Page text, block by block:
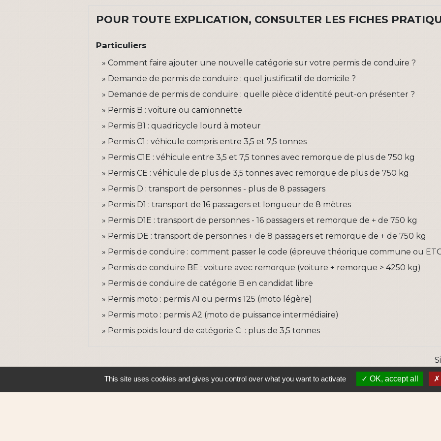
POUR TOUTE EXPLICATION, CONSULTER LES FICHES
Particuliers
Comment faire ajouter une nouvelle catégorie sur votre permis de conduire ?
Demande de permis de conduire : quel justificatif de domicile ?
Demande de permis de conduire : quelle pièce d'identité peut-on présenter ?
Permis B : voiture ou camionnette
Permis B1 : quadricycle lourd à moteur
Permis C1 : véhicule compris entre 3,5 et 7,5 tonnes
Permis C1E : véhicule entre 3,5 et 7,5 tonnes avec remorque de plus de 750 kg
Permis CE : véhicule de plus de 3,5 tonnes avec remorque de plus de 750 kg
Permis D : transport de personnes - plus de 8 passagers
Permis D1 : transport de 16 passagers et longueur de 8 mètres
Permis D1E : transport de personnes - 16 passagers et remorque de + de 750 kg
Permis DE : transport de personnes + de 8 passagers et remorque de + de 750 kg
Permis de conduire : comment passer le code (épreuve théorique commune ou
Permis de conduire BE : voiture avec remorque (voiture + remorque > 4250 kg)
Permis de conduire de catégorie B en candidat libre
Permis moto : permis A1 ou permis 125 (moto légère)
Permis moto : permis A2 (moto de puissance intermédiaire)
Permis poids lourd de catégorie C : plus de 3,5 tonnes
This site uses cookies and gives you control over what you want to activate OK, accept all